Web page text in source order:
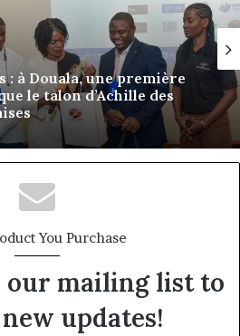
: à Douala, une première
: trois jours pour
à se connaître,
leur avenir
You Purchase
our mailing list to
updates!